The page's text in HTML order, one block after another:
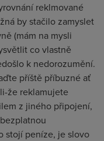
reklmované
by stačilo zamyslet
(mám na mysli
co vlastně
k nedorozumění.
příště příbuzné ať
že reklamujete
z jiného připojení,
stojí peníze, je slovo